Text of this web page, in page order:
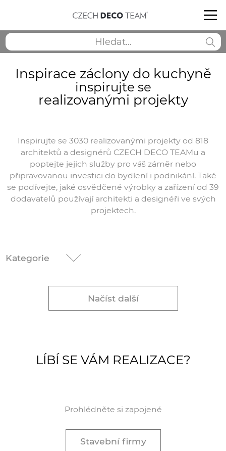
Inspirace záclony do kuchyně
inspirujte se
realizovanými projekty
Inspirujte se 3030 realizovanými projekty od 818
architektů a designérů CZECH DECO TEAMu a
poptejte jejich služby pro váš záměr nebo
připravovanou investici do bydlení i podnikání. Také
se podívejte, jaké osvědčené výrobky a zařízení od 39
dodavatelů používají architekti a designéři ve svých
projektech.
Kategorie
Načíst další
LÍBÍ SE VÁM REALIZACE?
Prohlédněte si zapojené
Stavební firmy